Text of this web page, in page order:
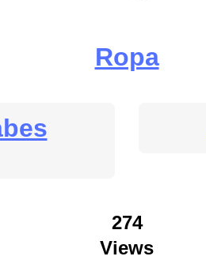
Ropa
274
Views